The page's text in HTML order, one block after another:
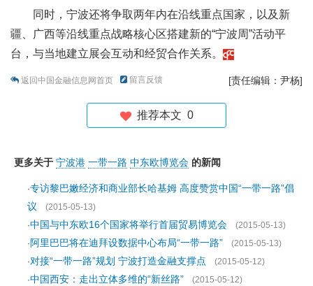
同时，宁波还将争取两年内在沿线重点国家，以及新
疆、广西等沿线重点战略核心区搭建新的“宁波周”活动平
台，与当地建立展会互动和经贸合作关系。
返回中国金融信息网首页 留言反馈 [责任编辑：尹杨]
推荐本文 0
更多关于 宁波港 一带一路 中东欧博览会 的新闻
·专访黎巴嫩经济和商业部长哈基姆 高度赞赏中国“一带一路”倡
议
(2015-05-13)
·中国与中东欧16个国家将举行首届贸易博览会
(2015-05-13)
· 阿里巴巴将在迪拜设数据中心布局“一带一路”
(2015-05-13)
·对接“一带一路”规划 宁波打造金融支撑点
(2015-05-12)
·中国西安：走出立体多维的“新丝路” (2015-05-12)